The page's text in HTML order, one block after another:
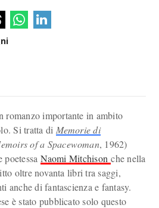
romanzo importante in ambito
Si tratta di Memorie di
of a Spacewoman, 1962)
Naomi Mitchisonche nella
oltre novanta libri tra saggi,
anche di fantascienza e fantasy.
è stato pubblicato solo questo